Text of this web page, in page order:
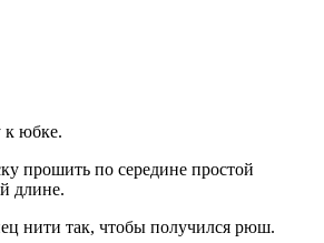
юбке.
прошить по середине простой
длине.
нити так, чтобы получился рюш.